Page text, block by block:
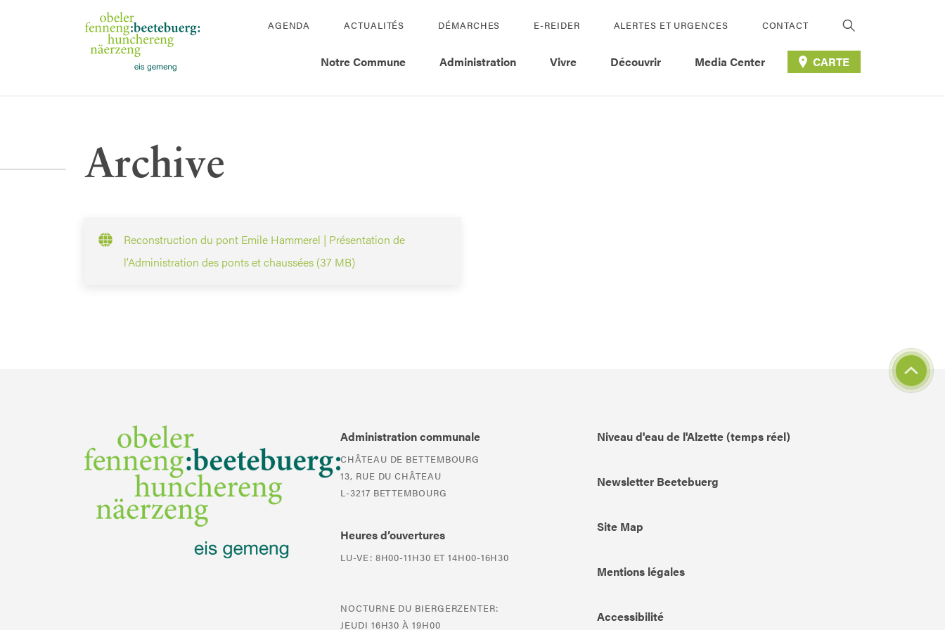
AGENDA ACTUALITÉS DÉMARCHES E-REIDER ALERTES ET URGENCES CONTACT
Notre Commune Administration Vivre Découvrir Media Center CARTE
Archive
Reconstruction du pont Emile Hammerel | Présentation de
l’Administration des ponts et chaussées (37 MB)
Administration communale
CHÂTEAU DE BETTEMBOURG
13, RUE DU CHÂTEAU
L-3217 BETTEMBOURG
Heures d’ouvertures
LU-VE: 8H00-11H30 ET 14H00-16H30
NOCTURNE DU BIERGERZENTER:
JEUDI 16H30 À 19H00
Niveau d'eau de l'Alzette (temps réel)
Newsletter Beetebuerg
Site Map
Mentions légales
Accessibilité